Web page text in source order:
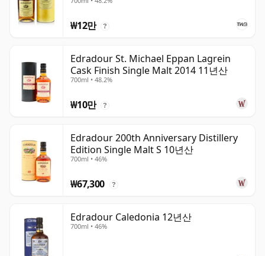
₩12만 ?
Edradour St. Michael Eppan Lagrein
Cask Finish Single Malt 2014 11년산
700ml • 48.2%
₩10만 ?
Edradour 200th Anniversary Distillery
Edition Single Malt S 10년산
700ml • 46%
₩67,300 ?
Edradour Caledonia 12년산
700ml • 46%